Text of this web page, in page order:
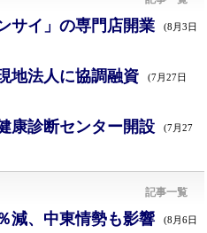
サイ」の専門店開業 (8月3日
地法人に協調融資 (7月27日
康診断センター開設
(7月27
記事一覧
減、中東情勢も影響 (8月6日